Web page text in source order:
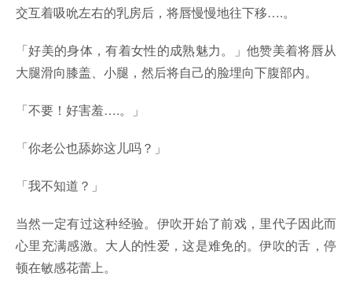
交互着吸吮左右的乳房后，将唇慢慢地往下移….。
「好美的身体，有着女性的成熟魅力。」他赞美着将唇从
大腿滑向膝盖、小腿，然后将自己的脸埋向下腹部内。
「不要！好害羞….。」
「你老公也舔妳这儿吗？」
「我不知道？」
当然一定有过这种经验。伊吹开始了前戏，里代子因此而
心里充满感激。大人的性爱，这是难免的。伊吹的舌，停
顿在敏感花蕾上。